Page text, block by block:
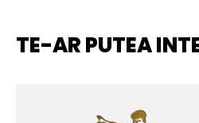
TE-AR PUTEA